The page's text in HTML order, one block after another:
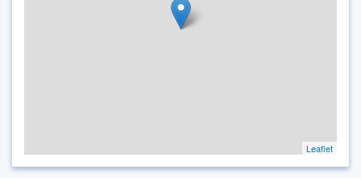
Leaflet